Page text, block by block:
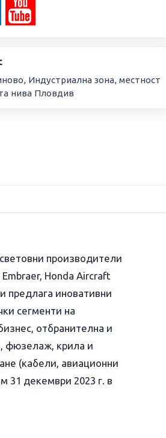
Индустриална зона, местност
нива Пловдив
производители
Honda Aircraft
предлага иновативни
сегменти на
отбранителна и
фюзелаж, крила и
(кабели, авиационни
31 декември 2023 г. в